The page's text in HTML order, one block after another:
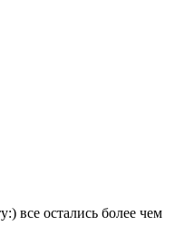
все остались более чем